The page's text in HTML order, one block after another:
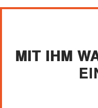
MIT IHM